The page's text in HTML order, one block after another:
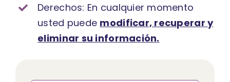
Derechos: En cualquier momento
usted puede modificar, recuperar y
eliminar su información.